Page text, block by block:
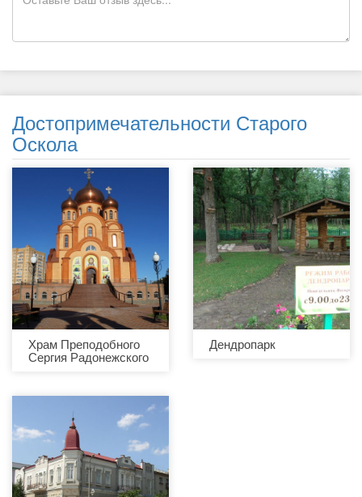
Достопримечательности Старого
Оскола
Храм Преподобного
Сергия Радонежского
Дендропарк